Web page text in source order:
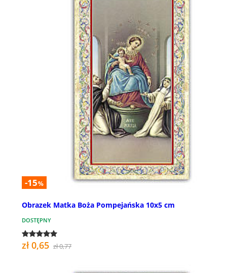
-15%
Obrazek Matka Boża Pompejańska 10x5 cm
DOSTĘPNY
zł 0,65 zł 0,77